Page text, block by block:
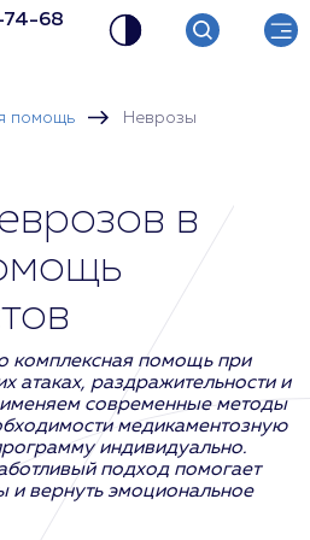
74-68
помощь Неврозы
в
комплексная помощь при
атаках, раздражительности и
современные методы
медикаментозную
индивидуально.
подход помогает
и вернуть эмоциональное